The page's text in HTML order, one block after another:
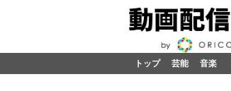
トップ 芸能 音楽